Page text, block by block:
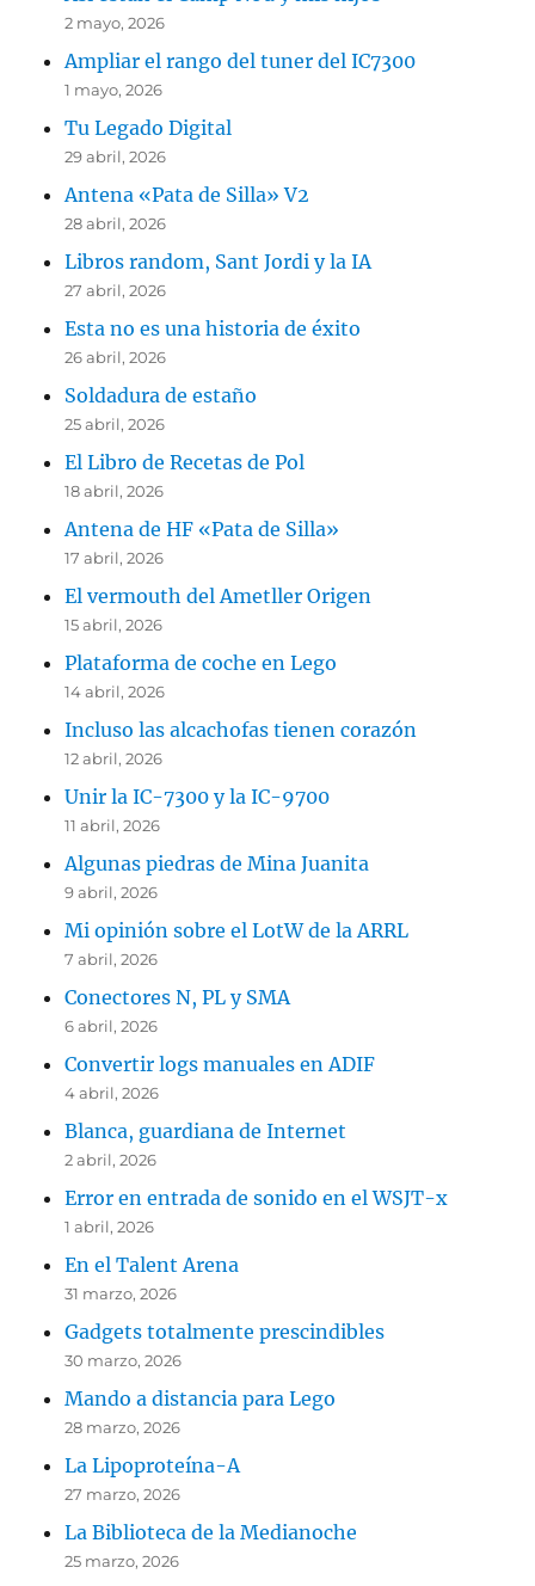
2 mayo, 2026
Ampliar el rango del tuner del IC7300
1 mayo, 2026
Tu Legado Digital
29 abril, 2026
Antena «Pata de Silla» V2
28 abril, 2026
Libros random, Sant Jordi y la IA
27 abril, 2026
Esta no es una historia de éxito
26 abril, 2026
Soldadura de estaño
25 abril, 2026
El Libro de Recetas de Pol
18 abril, 2026
Antena de HF «Pata de Silla»
17 abril, 2026
El vermouth del Ametller Origen
15 abril, 2026
Plataforma de coche en Lego
14 abril, 2026
Incluso las alcachofas tienen corazón
12 abril, 2026
Unir la IC-7300 y la IC-9700
11 abril, 2026
Algunas piedras de Mina Juanita
9 abril, 2026
Mi opinión sobre el LotW de la ARRL
7 abril, 2026
Conectores N, PL y SMA
6 abril, 2026
Convertir logs manuales en ADIF
4 abril, 2026
Blanca, guardiana de Internet
2 abril, 2026
Error en entrada de sonido en el WSJT-x
1 abril, 2026
En el Talent Arena
31 marzo, 2026
Gadgets totalmente prescindibles
30 marzo, 2026
Mando a distancia para Lego
28 marzo, 2026
La Lipoproteína-A
27 marzo, 2026
La Biblioteca de la Medianoche
25 marzo, 2026